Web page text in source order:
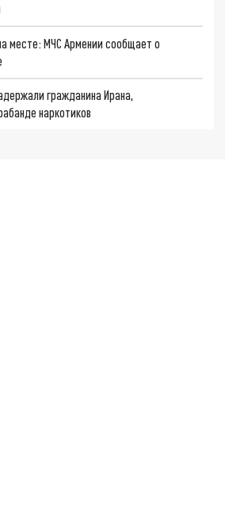
месте: МЧС Армении сообщает о
гражданина Ирана,
наркотиков